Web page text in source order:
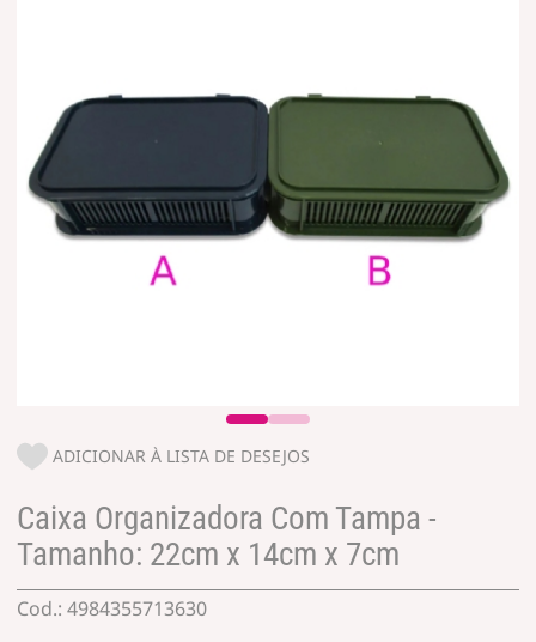
ADICIONAR À LISTA DE DESEJOS
Caixa Organizadora Com Tampa -
Tamanho: 22cm x 14cm x 7cm
4984355713630